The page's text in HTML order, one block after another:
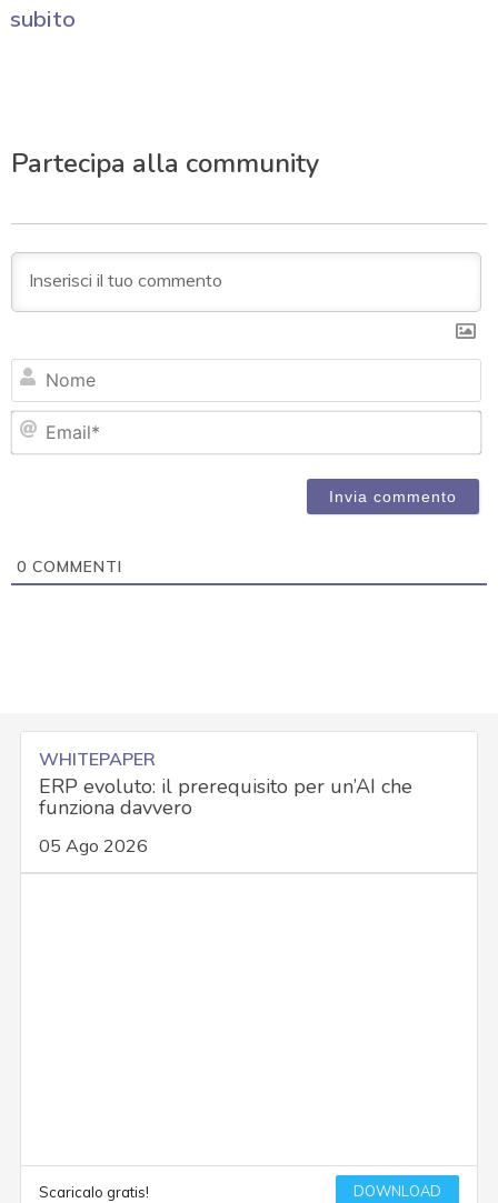
subito
Partecipa alla community
0 COMMENTI
WHITEPAPER
ERP evoluto: il prerequisito per un’AI che
funziona davvero
05 Ago 2026
Scaricalo gratis! DOWNLOAD